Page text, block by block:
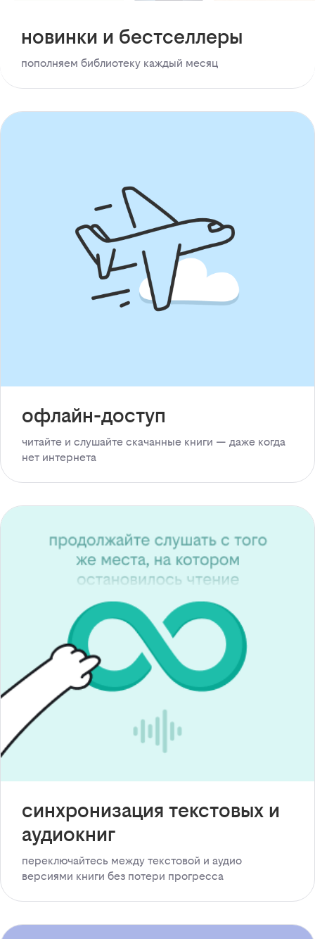
новинки и бестселлеры
пополняем библиотеку каждый месяц
офлайн-доступ
читайте и слушайте скачанные книги — даже когда
нет интернета
синхронизация текстовых и
аудиокниг
переключайтесь между текстовой и аудио
версиями книги без потери прогресса